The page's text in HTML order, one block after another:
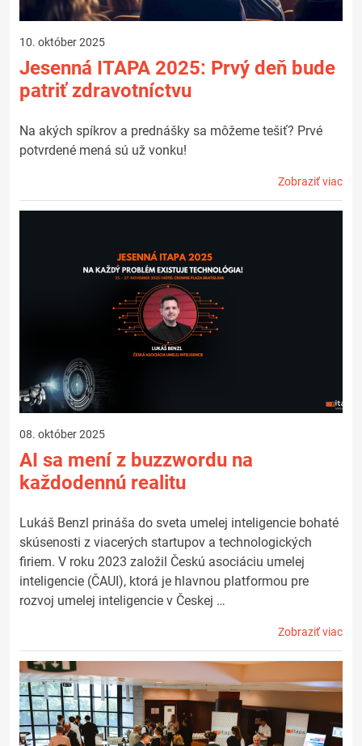
10. október 2025
Jesenná ITAPA 2025: Prvý deň bude
patriť zdravotníctvu
Na akých spíkrov a prednášky sa môžeme tešiť? Prvé
potvrdené mená sú už vonku!
Zobraziť viac
08. október 2025
AI sa mení z buzzwordu na
každodennú realitu
Lukáš Benzl prináša do sveta umelej inteligencie bohaté
skúsenosti z viacerých startupov a technologických
firiem. V roku 2023 založil Českú asociáciu umelej
inteligencie (ČAUI), ktorá je hlavnou platformou pre
rozvoj umelej inteligencie v Českej …
Zobraziť viac